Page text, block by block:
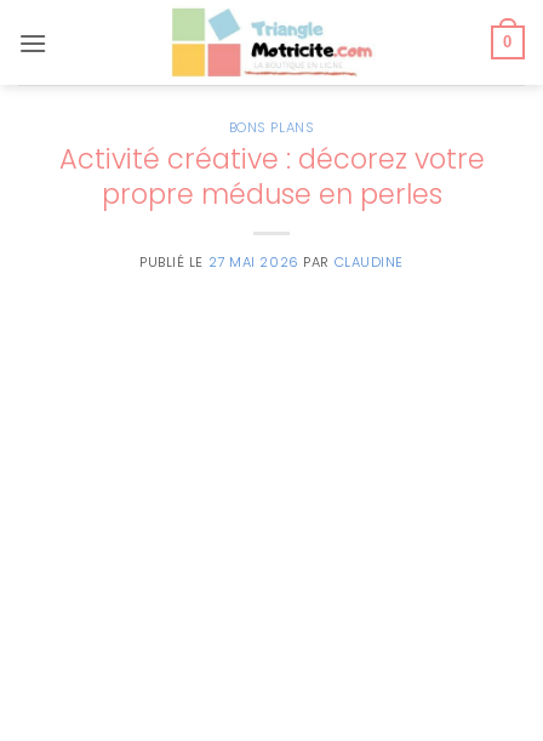
au
0
BONS PLANS
Activité créative : décorez votre
propre méduse en perles
PUBLIÉ LE 27 MAI 2026 PAR CLAUDINE